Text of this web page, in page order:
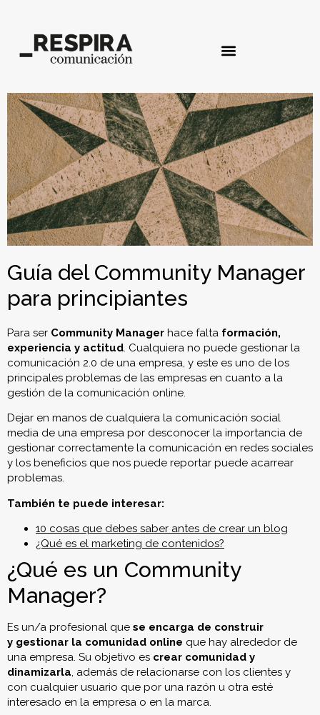
Guía del Community Manager
para principiantes
Para ser Community Manager hace falta formación,
experiencia y actitud. Cualquiera no puede gestionar la
comunicación 2.0 de una empresa, y este es uno de los
principales problemas de las empresas en cuanto a la
gestión de la comunicación online.
Dejar en manos de cualquiera la comunicación social
media de una empresa por desconocer la importancia de
gestionar correctamente la comunicación en redes sociales
y los beneficios que nos puede reportar puede acarrear
problemas.
También te puede interesar:
10 cosas que debes saber antes de crear un blog
¿Qué es el marketing de contenidos?
¿Qué es un Community
Manager?
Es un/a profesional que se encarga de construir
y gestionar la comunidad online que hay alrededor de
una empresa. Su objetivo es crear comunidad y
dinamizarla, además de relacionarse con los clientes y
con cualquier usuario que por una razón u otra esté
interesado en la empresa o en la marca.